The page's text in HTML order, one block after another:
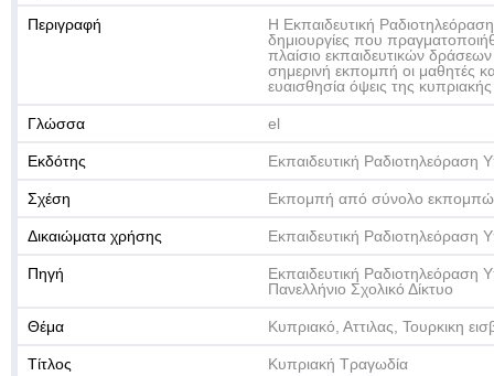
Περιγραφή
Η Εκπαιδευτική
δημιουργίες που
πλαίσιο εκπαιδευτικών
σημερινή εκπομπή οι μαθητές
ευαισθησία όψεις της
Γλώσσα el
Εκδότης Εκπαιδευτική Ραδιοτηλεόραση
Σχέση Εκπομπή από σύνολο
Δικαιώματα χρήσης Εκπαιδευτική Ραδιοτηλεόραση
Πηγή
Εκπαιδευτική Ραδιοτηλεόραση
Πανελλήνιο Σχολικό Δίκτυο
Θέμα Κυπριακό, Αττιλας, Τουρκικη
Τίτλος Κυπριακή Τραγωδία